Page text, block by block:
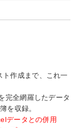
ト作成まで、これ一
完全網羅したデータ
を収録。
データとの併用